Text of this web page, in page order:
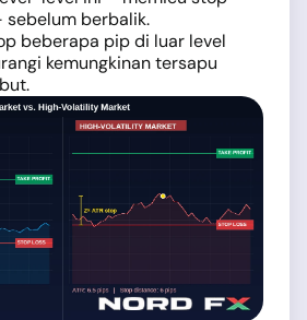
berbalik.
beberapa pip di luar level
kemungkinan tersapu